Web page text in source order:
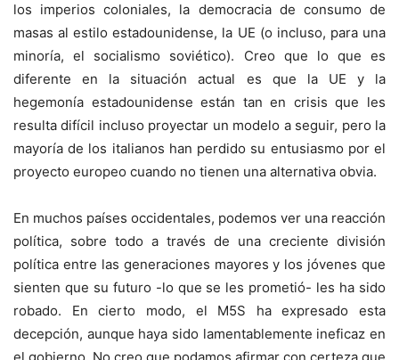
los imperios coloniales, la democracia de consumo de
masas al estilo estadounidense, la UE (o incluso, para una
minoría, el socialismo soviético). Creo que lo que es
diferente en la situación actual es que la UE y la
hegemonía estadounidense están tan en crisis que les
resulta difícil incluso proyectar un modelo a seguir, pero la
mayoría de los italianos han perdido su entusiasmo por el
proyecto europeo cuando no tienen una alternativa obvia.
En muchos países occidentales, podemos ver una reacción
política, sobre todo a través de una creciente división
política entre las generaciones mayores y los jóvenes que
sienten que su futuro -lo que se les prometió- les ha sido
robado. En cierto modo, el M5S ha expresado esta
decepción, aunque haya sido lamentablemente ineficaz en